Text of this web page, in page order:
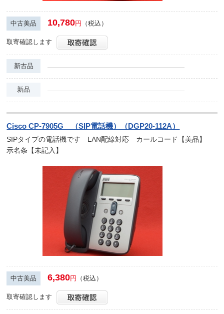
中古美品 10,780円 （税込）
取寄確認します
新古品
新品
Cisco CP-7905G （SIP電話機）（DGP20-112A）
SIPタイプの電話機です LAN配線対応 カールコード【美品】
示名条【未記入】
中古美品 6,380円 （税込）
取寄確認します